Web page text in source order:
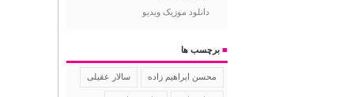
دانلود موزیک ویدیو
■ برچسب ها
محسن ابراهیم زاده سالار عقیلی